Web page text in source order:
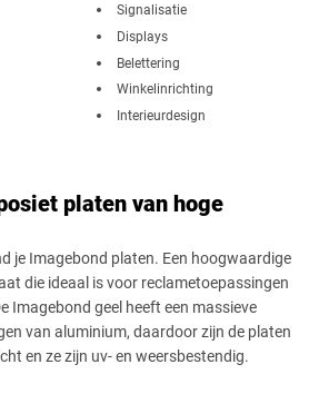
Cirkel
Signalisatie
Displays
Belettering
Winkelinrichting
Interieurdesign
platen van hoge
je Imagebond platen. Een hoogwaardige
die ideaal is voor reclametoepassingen
Imagebond geel heeft een massieve
van aluminium, daardoor zijn de platen
en ze zijn uv- en weersbestendig.